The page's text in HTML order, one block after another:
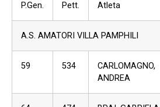
P.Gen. Pett. Atleta
A.S. AMATORI VILLA PAMPHILI
59 534
CARLOMAGNO,
ANDREA